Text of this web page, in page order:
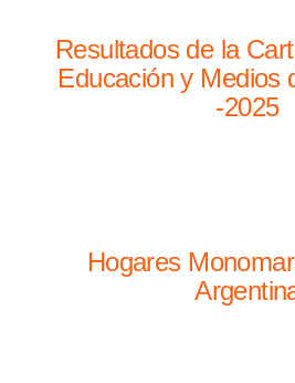
Resultados de la
Educación y Medios
-2025
Hogares